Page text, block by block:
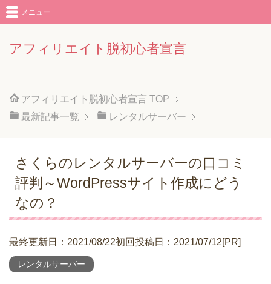
アフィリエイト脱初心者宣言
メニュー
アフィリエイト脱初心者宣言 TOP
最新記事一覧
レンタルサーバー
さくらのレンタルサーバーの口コミ
評判～WordPressサイト作成にどう
なの？
最終更新日：2021/08/22初回投稿日：2021/07/12[PR]
レンタルサーバー